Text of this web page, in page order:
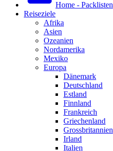
Home - Packlisten
Reiseziele
Afrika
Asien
Ozeanien
Nordamerika
Mexiko
Europa
Dänemark
Deutschland
Estland
Finnland
Frankreich
Griechenland
Grossbritannien
Irland
Italien